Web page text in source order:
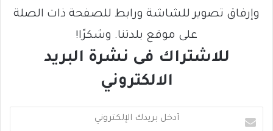
وإرفاق تصوير للشاشة ورابط للصفحة ذات الصلة
على موقع بلدتنا. وشكرًا!
للاشتراك فى نشرة البريد
الالكتروني